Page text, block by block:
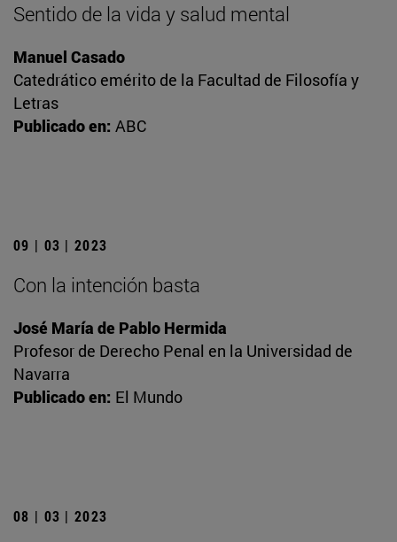
Sentido de la vida y salud mental
Manuel Casado
Catedrático emérito de la Facultad de Filosofía y
Letras
Publicado en: ABC
09 | 03 | 2023
Con la intención basta
José María de Pablo Hermida
Profesor de Derecho Penal en la Universidad de
Navarra
Publicado en: El Mundo
08 | 03 | 2023